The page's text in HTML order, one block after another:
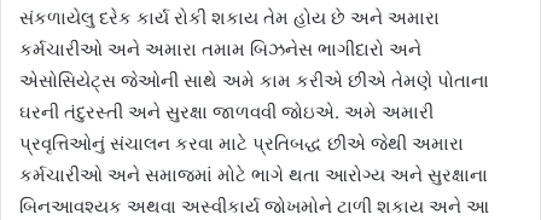
સંકળાયેલુ દરેક કાર્ય રોકી શકાય તેમ હોય છે અને અમારા
કર્મચારીઓ અને અમારા તમામ બિઝનેસ ભાગીદારો અને
એસોસિયેટ્સ જેઓની સાથે અમે કામ કરીએ છીએ તેમણે પોતાના
ઘરની તંદુરસ્તી અને સુરક્ષા જાળવવી જોઇએ. અમે અમારી
પ્રવૃત્તિઓનું સંચાલન કરવા માટે પ્રતિબદ્ધ છીએ જેથી અમારા
કર્મચારીઓ અને સમાજમાં મોટે ભાગે થતા આરોગ્ય અને સુરક્ષાના
બિનઆવશ્યક અથવા અસ્વીકાર્ય જોખમોને ટાળી શકાય અને આ